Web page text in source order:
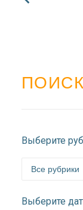
Выберите
Выберите